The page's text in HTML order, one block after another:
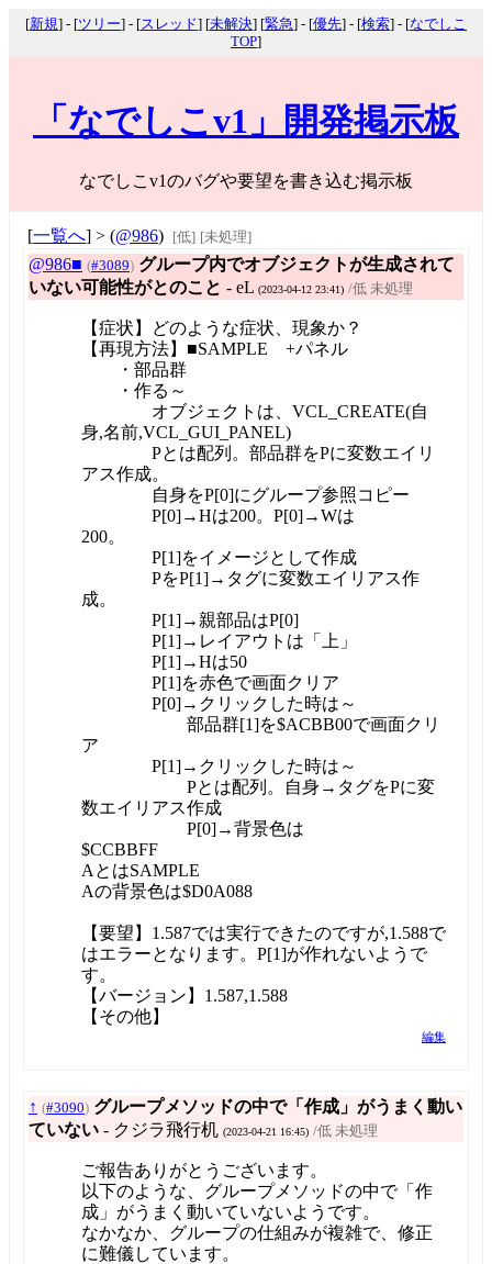
[新規] - [ツリー] - [スレッド] [未解決] [緊急] - [優先] - [検索] - [なでしこ
TOP]
「なでしこv1」開発掲示板
なでしこv1のバグや要望を書き込む掲示板
[一覧へ] > (@986) [低] [未処理]
@986■ (#3089) グループ内でオブジェクトが生成されて
いない可能性がとのこと - eL (2023-04-12 23:41) /低 未処理
【症状】どのような症状、現象か？
【再現方法】■SAMPLE +パネル
・部品群
・作る～
オブジェクトは、VCL_CREATE(自
身,名前,VCL_GUI_PANEL)
Pとは配列。部品群をPに変数エイリ
アス作成。
自身をP[0]にグループ参照コピー
P[0]→Hは200。P[0]→Wは
200。
P[1]をイメージとして作成
PをP[1]→タグに変数エイリアス作
成。
P[1]→親部品はP[0]
P[1]→レイアウトは「上」
P[1]→Hは50
P[1]を赤色で画面クリア
P[0]→クリックした時は～
部品群[1]を$ACBB00で画面クリ
ア
P[1]→クリックした時は～
Pとは配列。自身→タグをPに変
数エイリアス作成
P[0]→背景色は
$CCBBFF
AとはSAMPLE
Aの背景色は$D0A088
【要望】1.587では実行できたのですが,1.588で
はエラーとなります。P[1]が作れないようで
す。
【バージョン】1.587,1.588
【その他】
編集
↑ (#3090) グループメソッドの中で「作成」がうまく動い
ていない - クジラ飛行机 (2023-04-21 16:45) /低 未処理
ご報告ありがとうございます。
以下のような、グループメソッドの中で「作
成」がうまく動いていないようです。
なかなか、グループの仕組みが複雑で、修正
に難儀しています。